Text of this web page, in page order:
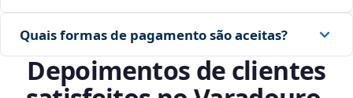
Quais formas de pagamento são aceitas?
Depoimentos de clientes